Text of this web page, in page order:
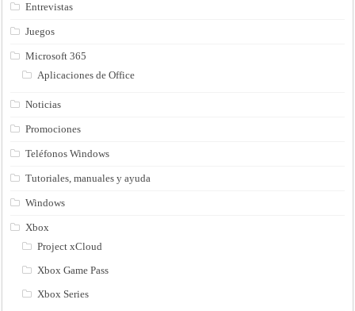
Entrevistas
Juegos
Microsoft 365
Aplicaciones de Office
Noticias
Promociones
Teléfonos Windows
Tutoriales, manuales y ayuda
Windows
Xbox
Project xCloud
Xbox Game Pass
Xbox Series